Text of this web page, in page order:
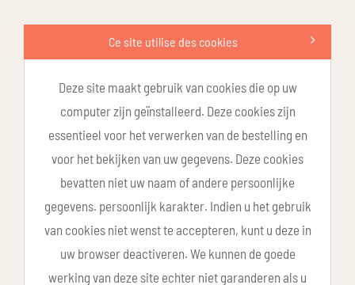
Ce site utilise des cookies
Deze site maakt gebruik van cookies die op uw
computer zijn geïnstalleerd. Deze cookies zijn
essentieel voor het verwerken van de bestelling en
voor het bekijken van uw gegevens. Deze cookies
bevatten niet uw naam of andere persoonlijke
gegevens. persoonlijk karakter. Indien u het gebruik
van cookies niet wenst te accepteren, kunt u deze in
uw browser deactiveren. We kunnen de goede
werking van deze site echter niet garanderen als u